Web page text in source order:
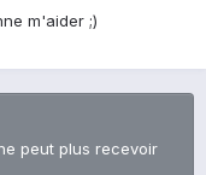
m'aider ;)
peut plus recevoir